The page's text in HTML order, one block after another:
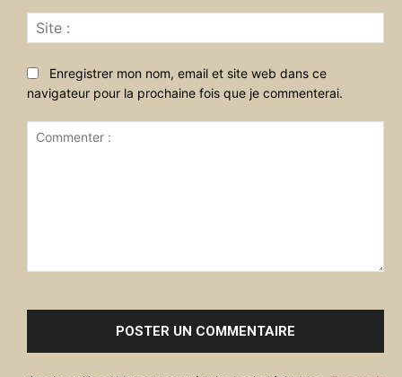
:
Enregistrer mon nom, email et site web dans ce
navigateur pour la prochaine fois que je commenterai.